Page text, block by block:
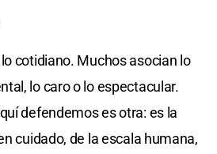
cotidiano. Muchos asocian lo
lo caro o lo espectacular.
defendemos es otra: es la
cuidado, de la escala humana,